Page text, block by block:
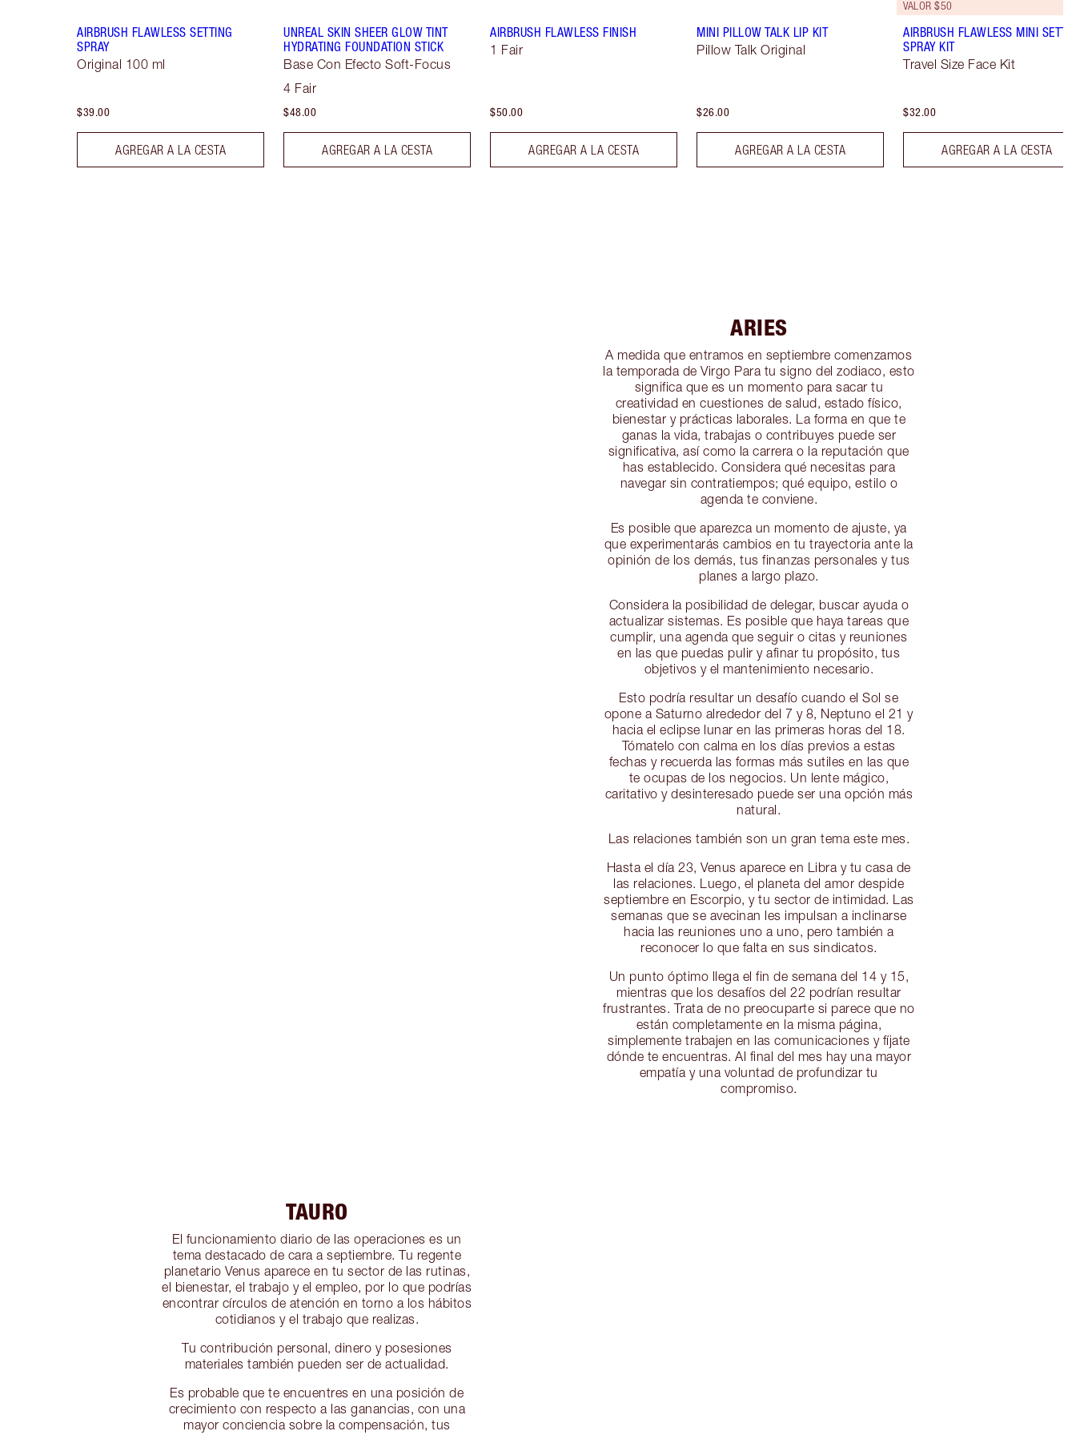
AIRBRUSH FLAWLESS SETTING
SPRAY
Original 100 ml
$39.00
AGREGAR A LA CESTA
UNREAL SKIN SHEER GLOW TINT
HYDRATING FOUNDATION STICK
Base Con Efecto Soft-Focus
4 Fair
$48.00
AGREGAR A LA CESTA
AIRBRUSH FLAWLESS FINISH
1 Fair
$50.00
AGREGAR A LA CESTA
MINI PILLOW TALK LIP KIT
Pillow Talk Original
$26.00
AGREGAR A LA CESTA
VALOR $50
AIRBRUSH FLAWLESS MINI
SPRAY KIT
Travel Size Face Kit
$32.00
AGREGAR A LA CESTA
ARIES
A medida que entramos en septiembre comenzamos
la temporada de Virgo Para tu signo del zodiaco, esto
significa que es un momento para sacar tu
creatividad en cuestiones de salud, estado físico,
bienestar y prácticas laborales. La forma en que te
ganas la vida, trabajas o contribuyes puede ser
significativa, así como la carrera o la reputación que
has establecido. Considera qué necesitas para
navegar sin contratiempos; qué equipo, estilo o
agenda te conviene.
Es posible que aparezca un momento de ajuste, ya
que experimentarás cambios en tu trayectoria ante la
opinión de los demás, tus finanzas personales y tus
planes a largo plazo.
Considera la posibilidad de delegar, buscar ayuda o
actualizar sistemas. Es posible que haya tareas que
cumplir, una agenda que seguir o citas y reuniones
en las que puedas pulir y afinar tu propósito, tus
objetivos y el mantenimiento necesario.
Esto podría resultar un desafío cuando el Sol se
opone a Saturno alrededor del 7 y 8, Neptuno el 21 y
hacia el eclipse lunar en las primeras horas del 18.
Tómatelo con calma en los días previos a estas
fechas y recuerda las formas más sutiles en las que
te ocupas de los negocios. Un lente mágico,
caritativo y desinteresado puede ser una opción más
natural.
Las relaciones también son un gran tema este mes.
Hasta el día 23, Venus aparece en Libra y tu casa de
las relaciones. Luego, el planeta del amor despide
septiembre en Escorpio, y tu sector de intimidad. Las
semanas que se avecinan les impulsan a inclinarse
hacia las reuniones uno a uno, pero también a
reconocer lo que falta en sus sindicatos.
Un punto óptimo llega el fin de semana del 14 y 15,
mientras que los desafíos del 22 podrían resultar
frustrantes. Trata de no preocuparte si parece que no
están completamente en la misma página,
simplemente trabajen en las comunicaciones y fíjate
dónde te encuentras. Al final del mes hay una mayor
empatía y una voluntad de profundizar tu
compromiso.
TAURO
El funcionamiento diario de las operaciones es un
tema destacado de cara a septiembre. Tu regente
planetario Venus aparece en tu sector de las rutinas,
el bienestar, el trabajo y el empleo, por lo que podrías
encontrar círculos de atención en torno a los hábitos
cotidianos y el trabajo que realizas.
Tu contribución personal, dinero y posesiones
materiales también pueden ser de actualidad.
Es probable que te encuentres en una posición de
crecimiento con respecto a las ganancias, con una
mayor conciencia sobre la compensación, tus